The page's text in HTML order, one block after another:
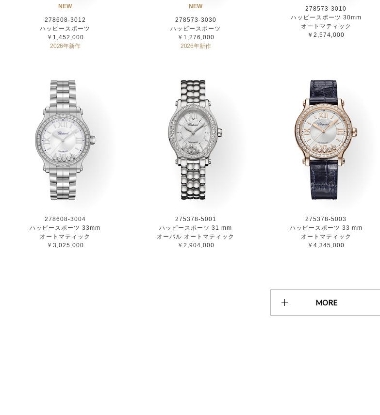
NEW
278608-3012
ハッピースポーツ
￥1,452,000
2026年新作
NEW
278573-3030
ハッピースポーツ
￥1,276,000
2026年新作
278573-3010
ハッピースポーツ 30mm
オートマティック
￥2,574,000
278608-3004
ハッピースポーツ 33mm
オートマティック
￥3,025,000
275378-5001
ハッピースポーツ 31 mm
オーバル オートマティック
￥2,904,000
275378-5003
ハッピースポーツ 33 mm
オートマティック
￥4,345,000
MORE